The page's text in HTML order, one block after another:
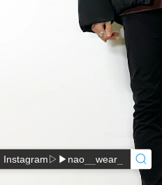
Instagram▷▶︎nao__wear_